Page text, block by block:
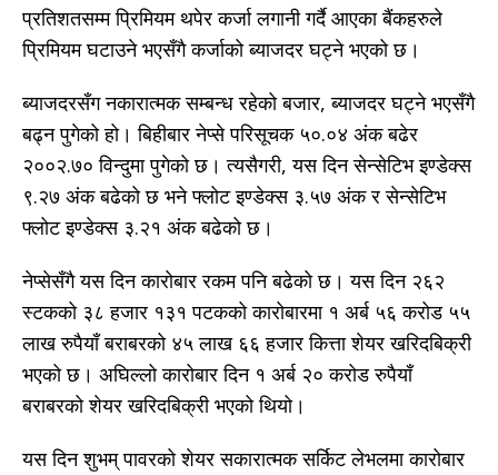
प्रतिशतसम्म प्रिमियम थपेर कर्जा लगानी गर्दै आएका बैंकहरुले
प्रिमियम घटाउने भएसँगै कर्जाको ब्याजदर घट्ने भएको छ।
ब्याजदरसँग नकारात्मक सम्बन्ध रहेको बजार, ब्याजदर घट्ने भएसँगै
बढ्न पुगेको हो। बिहीबार नेप्से परिसूचक ५०.०४ अंक बढेर
२००२.७० विन्दुमा पुगेको छ। त्यसैगरी, यस दिन सेन्सेटिभ इण्डेक्स
९.२७ अंक बढेको छ भने फ्लोट इण्डेक्स ३.५७ अंक र सेन्सेटिभ
फ्लोट इण्डेक्स ३.२१ अंक बढेको छ।
नेप्सेसँगै यस दिन कारोबार रकम पनि बढेको छ। यस दिन २६२
स्टकको ३८ हजार १३१ पटकको कारोबारमा १ अर्ब ५६ करोड ५५
लाख रुपैयाँ बराबरको ४५ लाख ६६ हजार कित्ता शेयर खरिदबिक्री
भएको छ। अघिल्लो कारोबार दिन १ अर्ब २० करोड रुपैयाँ
बराबरको शेयर खरिदबिक्री भएको थियो।
यस दिन शुभम् पावरको शेयर सकारात्मक सर्किट लेभलमा कारोबार